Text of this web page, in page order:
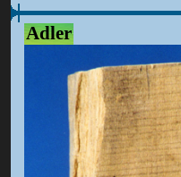
Adler